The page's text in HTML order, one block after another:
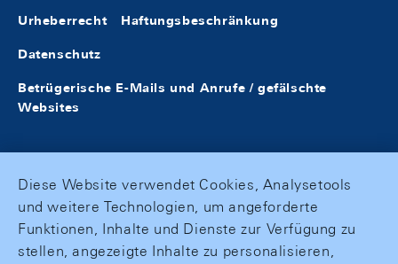
Urheberrecht Haftungsbeschränkung
Datenschutz
Betrügerische E-Mails und Anrufe / gefälschte
Websites
Diese Website verwendet Cookies, Analysetools
und weitere Technologien, um angeforderte
Funktionen, Inhalte und Dienste zur Verfügung zu
stellen, angezeigte Inhalte zu personalisieren,